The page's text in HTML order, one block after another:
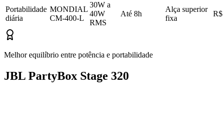
Portabilidade
diária
MONDIAL
CM-400-L
30W a
40W
RMS
Até 8h
Alça superior
fixa
Melhor equilíbrio entre potência e portabilidade
JBL PartyBox Stage 320